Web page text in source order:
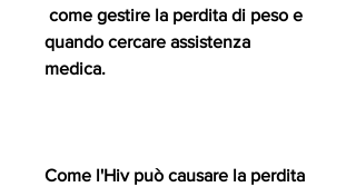
quando cercare assistenza
medica.
Come l'Hiv può causare la perdita